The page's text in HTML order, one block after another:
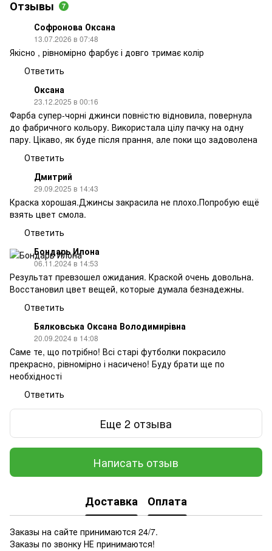
Отзывы 7
Софронова Оксана
13.07.2026 в 07:48
Якісно , рівномірно фарбує і довго тримає колір
Ответить
Оксана
23.12.2025 в 00:16
Фарба супер-чорні джинси повністю відновила, повернула
до фабричного кольору. Використала цілу пачку на одну
пару. Цікаво, як буде після прання, але поки що задоволена
Ответить
Дмитрий
29.09.2025 в 14:43
Краска хорошая.Джинсы закрасила не плохо.Попробую ещё
взять цвет смола.
Ответить
Бондарь Илона
06.11.2024 в 14:53
Результат превзошел ожидания. Краской очень довольна.
Восстановил цвет вещей, которые думала безнадежны.
Ответить
Бялковська Оксана Володимирівна
20.09.2024 в 14:08
Саме те, що потрібно! Всі старі футболки покрасило
прекрасно, рівномірно і насичено! Буду брати ще по
необхідності
Ответить
Еще 2 отзыва
Написать отзыв
Доставка Оплата
Заказы на сайте принимаются 24/7.
Заказы по звонку НЕ принимаются!